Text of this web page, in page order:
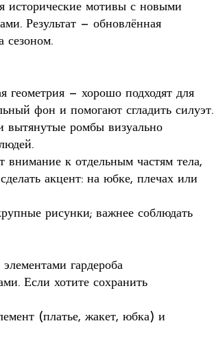
исторические мотивы с новыми
Результат — обновлённая
сезоном.
— хорошо подходят для
фон и помогают сгладить силуэт.
вытянутые ромбы визуально
к отдельным частям тела,
акцент: на юбке, плечах или
рисунки; важнее соблюдать
гардероба
Если хотите сохранить
(платье, жакет, юбка) и